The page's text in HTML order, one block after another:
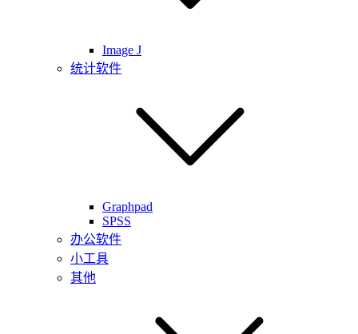
Image J
统计软件
Graphpad
SPSS
办公软件
小工具
其他